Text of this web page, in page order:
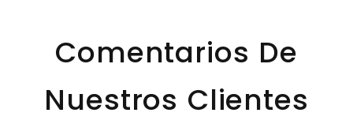
Comentarios De
Nuestros Clientes